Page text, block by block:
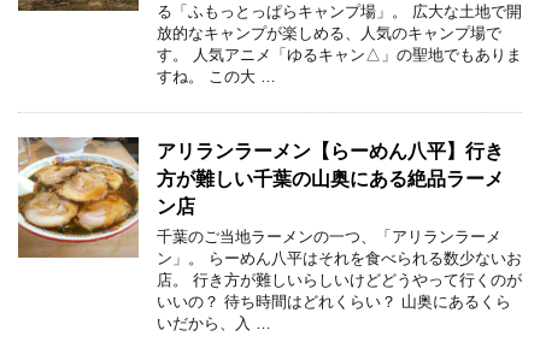
る「ふもっとっぱらキャンプ場」。 広大な土地で開
放的なキャンプが楽しめる、人気のキャンプ場で
す。 人気アニメ「ゆるキャン△」の聖地でもありま
すね。 この大 …
アリランラーメン【らーめん八平】行き
方が難しい千葉の山奥にある絶品ラーメ
ン店
千葉のご当地ラーメンの一つ、「アリランラーメ
ン」。 らーめん八平はそれを食べられる数少ないお
店。 行き方が難しいらしいけどどうやって行くのが
いいの？ 待ち時間はどれくらい？ 山奥にあるくら
いだから、入 …